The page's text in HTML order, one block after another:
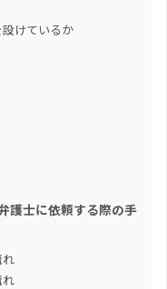
けているか
護士に依頼する際の手